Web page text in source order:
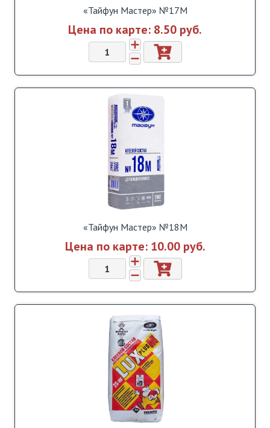
«Тайфун Мастер» №17М
Цена по карте: 8.50 pуб.
«Тайфун Мастер» №18М
Цена по карте: 10.00 pуб.